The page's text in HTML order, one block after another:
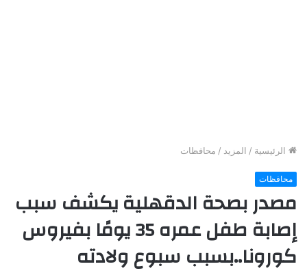
الرئيسية / المزيد / محافظات
محافظات
مصدر بصحة الدقهلية يكشف سبب
إصابة طفل عمره 35 يومًا بفيروس
كورونا..بسبب سبوع ولادته